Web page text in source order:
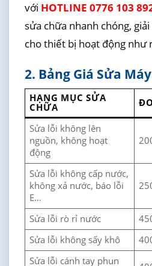
với HOTLINE 0776 103
sửa chữa nhanh chóng,
cho thiết bị hoạt động như
2. Bảng Giá Sửa
HẠNG MỤC SỬA
CHỮA
Sửa lỗi không lên
nguồn, không hoạt
động
Sửa lỗi không cấp nước,
không xả nước, báo lỗi
E…
Sửa lỗi rò rỉ nước
Sửa lỗi không sấy khô
Sửa lỗi cánh tay phun